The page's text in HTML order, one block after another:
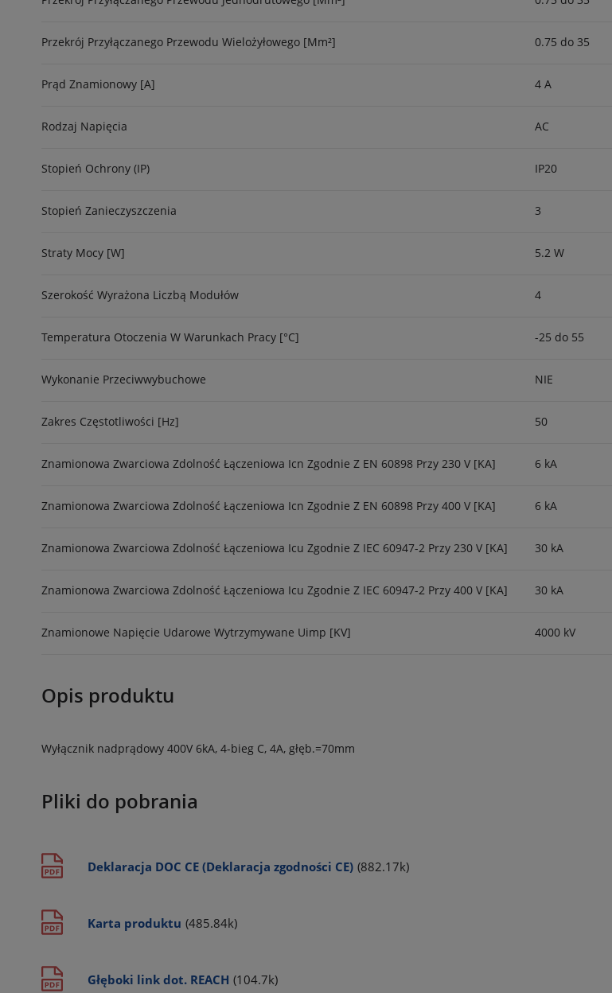
Przekrój Przyłączanego Przewodu Wielożyłowego [mm²] 0.75 do 35
Prąd Znamionowy [A] 4 A
Rodzaj Napięcia AC
Stopień Ochrony (IP) IP20
Stopień Zanieczyszczenia 3
Straty Mocy [W] 5.2 W
Szerokość Wyrażona Liczbą Modułów 4
Temperatura Otoczenia W Warunkach Pracy [°C] -25 do 55
Wykonanie Przeciwwybuchowe NIE
Zakres Częstotliwości [Hz] 50
Znamionowa Zwarciowa Zdolność Łączeniowa Icn Zgodnie Z EN 60898 Przy 230 V [kA] 6 kA
Znamionowa Zwarciowa Zdolność Łączeniowa Icn Zgodnie Z EN 60898 Przy 400 V [kA] 6 kA
Znamionowa Zwarciowa Zdolność Łączeniowa Icu Zgodnie Z IEC 60947-2 Przy 230 V [kA] 30 kA
Znamionowa Zwarciowa Zdolność Łączeniowa Icu Zgodnie Z IEC 60947-2 Przy 400 V [kA] 30 kA
Znamionowe Napięcie Udarowe Wytrzymywane Uimp [kV] 4000 kV
Opis produktu
Wyłącznik nadprądowy 400V 6kA, 4-bieg C, 4A, głęb.=70mm
Pliki do pobrania
Deklaracja DOC CE (Deklaracja zgodności CE) (882.17k)
Karta produktu (485.84k)
Głęboki link dot. REACH (104.7k)